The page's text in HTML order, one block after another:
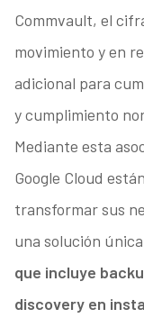
Commvault, el
movimiento y en
adicional para
y cumplimiento
Mediante esta
Google Cloud
transformar sus
una solución
que incluye
discovery en